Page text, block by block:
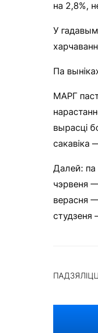
на 2,8%,
У
Па
МАРГ
вырасці
сакавіка
Далей: па
чэрвеня
верасня